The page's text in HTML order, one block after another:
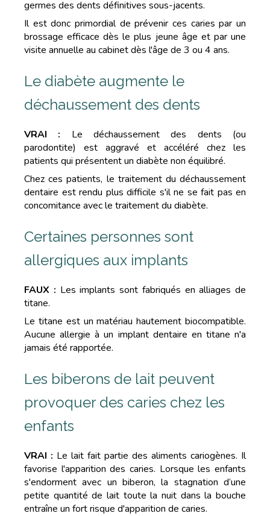
germes des dents définitives sous-jacents.
Il est donc primordial de prévenir ces caries par un
brossage efficace dès le plus jeune âge et par une
visite annuelle au cabinet dès l'âge de 3 ou 4 ans.
Le diabète augmente le
déchaussement des dents
VRAI : Le déchaussement des dents (ou
parodontite) est aggravé et accéléré chez les
patients qui présentent un diabète non équilibré.
Chez ces patients, le traitement du déchaussement
dentaire est rendu plus difficile s'il ne se fait pas en
concomitance avec le traitement du diabète.
Certaines personnes sont
allergiques aux implants
FAUX : Les implants sont fabriqués en alliages de
titane.
Le titane est un matériau hautement biocompatible.
Aucune allergie à un implant dentaire en titane n'a
jamais été rapportée.
Les biberons de lait peuvent
provoquer des caries chez les
enfants
VRAI : Le lait fait partie des aliments cariogènes. Il
favorise l'apparition des caries. Lorsque les enfants
s'endorment avec un biberon, la stagnation d’une
petite quantité de lait toute la nuit dans la bouche
entraîne un fort risque d'apparition de caries.